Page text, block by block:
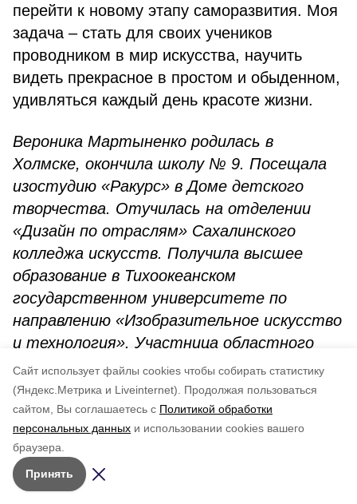
Cайт использует файлы cookies чтобы собирать статистику
(Яндекс.Метрика и Liveinternet).
Продолжая пользоваться
сайтом, Вы соглашаетесь с Политикой обработки
персональных данных и использовании cookies вашего
браузера.
Принять
перейти к новому этапу саморазвития. Моя
задача – стать для своих учеников
проводником в мир искусства, научить
видеть прекрасное в простом и обыденном,
удивляться каждый день красоте жизни.
Вероника Мартыненко родилась в
Холмске, окончила школу № 9. Посещала
изостудию «Ракурс» в Доме детского
творчества. Отучилась на отделении
«Дизайн по отраслям» Сахалинского
колледжа искусств. Получила высшее
образование в Тихоокеанском
государственном университете по
направлению «Изобразительное искусство
и технология». Участница областного
конкурса «Молодые художники Сахалина»
(2017) на губернаторский грант,
стратегических проектов островного
губернатора «Креативные индустрии
педагогам» и «Сахалинские художники».
Одержала победу в муниципального